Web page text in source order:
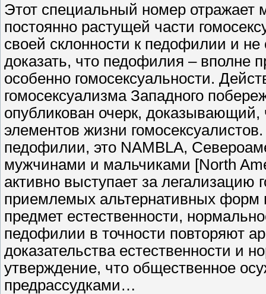
Этот специальный номер отражает
постоянно растущей части
своей склонности к педофилии и
доказать, что педофилия – вполне
особенно гомосексуальности.
гомосексуализма Западного
опубликован очерк,
элементов жизни
педофилии, это NAMBLA,
мужчинами и мальчиками [North
активно выступает за легализацию
приемлемых альтернативных форм
предмет естественности,
педофилии в точности повторяют
доказательства естественности и
утверждение, что общественное
предрассудками…